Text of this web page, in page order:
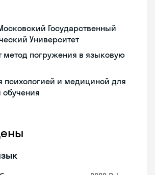
Государственный
Университет
метод погружения в языковую
психологией и медициной для